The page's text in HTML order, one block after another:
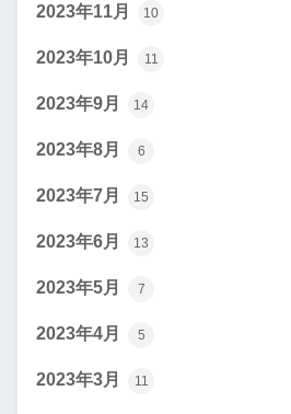
2023年11月 10
2023年10月 11
2023年9月 14
2023年8月 6
2023年7月 15
2023年6月 13
2023年5月 7
2023年4月 5
2023年3月 11